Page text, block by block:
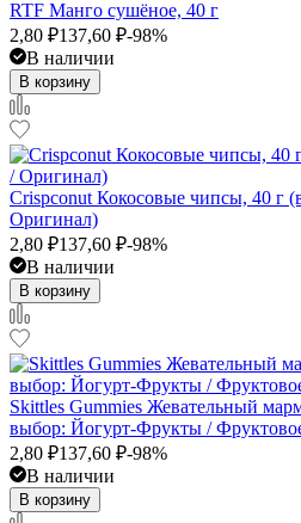
RTF Манго сушёное, 40 г
2,80 ₽137,60 ₽-98%
В наличии
В корзину
Crispconut Кокосовые чипсы, 40 г
Оригинал)
2,80 ₽137,60 ₽-98%
В наличии
В корзину
Skittles Gummies Жевательный
выбор: Йогурт-Фрукты /
2,80 ₽137,60 ₽-98%
В наличии
В корзину